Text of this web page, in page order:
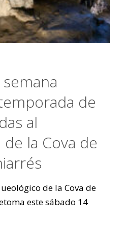
de
al
la Cova de
de la Cova de
este sábado 14